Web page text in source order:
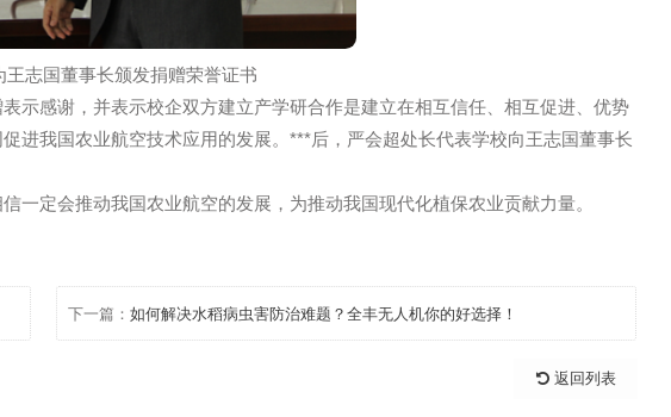
捐赠表示感谢，并表示校企双方建立产学研合作是建立在相互信任、相互